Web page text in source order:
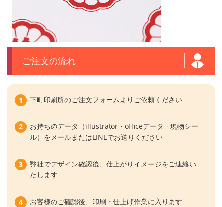
ご注文の流れ
下町印刷所のご注文フォームよりご依頼ください
お持ちのデータ（illustrator・officeデータ・現物シー
ル）をメールまたはLINEでお送りください
弊社でデザイン確認後、仕上がりイメージをご連絡い
たします
お客様のご確認後、印刷・仕上げ作業に入ります